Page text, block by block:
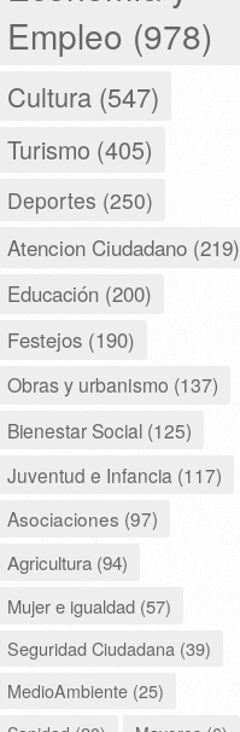
Empleo (978)
Cultura (547)
Turismo (405)
Deportes (250)
Atencion Ciudadano (219)
Educación (200)
Festejos (190)
Obras y urbanismo (137)
Bienestar Social (125)
Juventud e Infancia (117)
Asociaciones (97)
Agricultura (94)
Mujer e igualdad (57)
Seguridad Ciudadana (39)
MedioAmbiente (25)